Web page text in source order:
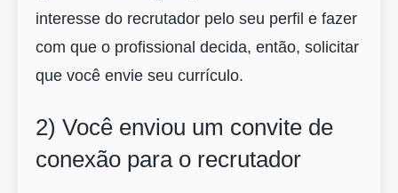
interesse do recrutador pelo seu perfil e fazer
com que o profissional decida, então, solicitar
que você envie seu currículo.
2) Você enviou um convite de
conexão para o recrutador